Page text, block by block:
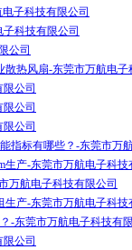
子科技有限公司
科技有限公司
公司
散热风扇-东莞市万航电子
公司
公司
公司
指标有哪些？-东莞市万
生产-东莞市万航电子科
万航电子科技有限公司
生产-东莞市万航电子科技
-东莞市万航电子科技有
公司